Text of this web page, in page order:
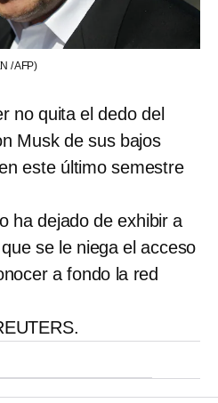
/ AFP)
no quita el dedo del
Musk de sus bajos
este último semestre
ha dejado de exhibir a
se le niega el acceso
a fondo la red